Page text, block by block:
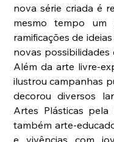
nova série criada é
mesmo tempo um
ramificações de
novas possibilidades
Além da arte livre-
ilustrou campanhas
decorou diversos
Artes Plásticas pela
também arte-
e vivências com